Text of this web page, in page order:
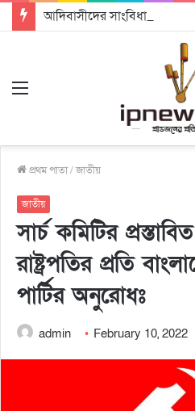
প্রথম পাতা/জাতীয়
জাতীয়
সার্চ কমিটির
রাষ্ট্রপতির প্রতি
পার্টির অনুরোধঃ
admin February 10, 2022